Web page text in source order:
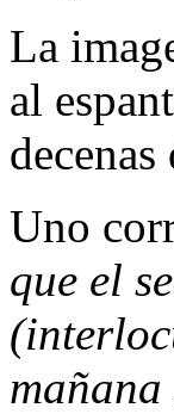
La
al
Uno
que el